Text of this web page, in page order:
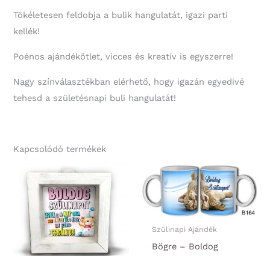
Tökéletesen feldobja a bulik hangulatát, igazi parti
kellék!
Poénos ajándékötlet, vicces és kreatív is egyszerre!
Nagy színválasztékban elérhető, hogy igazán egyedivé
tehesd a születésnapi buli hangulatát!
Kapcsolódó termékek
Szülinapi Ajándék
Bögre – Boldog